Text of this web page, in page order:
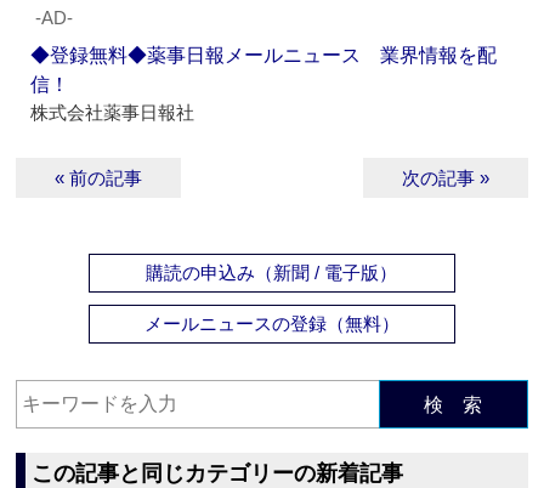
‐AD‐
◆登録無料◆薬事日報メールニュース 業界情報を配
信！
株式会社薬事日報社
« 前の記事 次の記事 »
購読の申込み（新聞 / 電子版）
メールニュースの登録（無料）
検 索
この記事と同じカテゴリーの新着記事